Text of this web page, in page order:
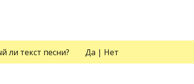
ли текст песни? Да | Нет